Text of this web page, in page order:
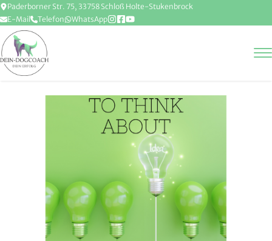
Paderborner Str. 75, 33758 Schloß Holte-Stukenbrock
E-Mail
Telefon WhatsApp